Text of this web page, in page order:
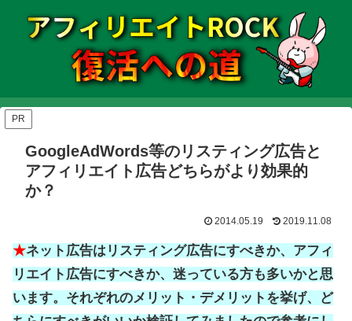
PR
GoogleAdWords等のリスティング広告と
アフィリエイト広告どちらがより効果的
か？
2014.05.19 2019.11.08
★ネット広告はリスティング広告にすべきか、アフィ
リエイト広告にすべきか、迷っている方も多いかと思
います。それぞれのメリット・デメリットを挙げ、ど